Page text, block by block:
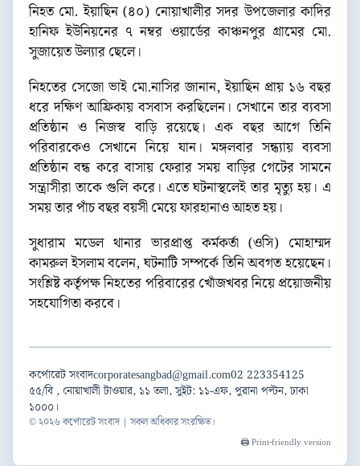
নিহত মো. ইয়াছিন (৪০) নোয়াখালীর সদর উপজেলার কাদির
হানিফ ইউনিয়নের ৭ নম্বর ওয়ার্ডের কাঞ্চনপুর গ্রামের মো.
সুজায়েত উল্যার ছেলে।
নিহতের সেজো ভাই মো.নাসির জানান, ইয়াছিন প্রায় ১৬ বছর
ধরে দক্ষিণ আফ্রিকায় বসবাস করছিলেন। সেখানে তার ব্যবসা
প্রতিষ্ঠান ও নিজস্ব বাড়ি রয়েছে। এক বছর আগে তিনি
পরিবারকেও সেখানে নিয়ে যান। মঙ্গলবার সন্ধ্যায় ব্যবসা
প্রতিষ্ঠান বন্ধ করে বাসায় ফেরার সময় বাড়ির গেটের সামনে
সন্ত্রাসীরা তাকে গুলি করে। এতে ঘটনাস্থলেই তার মৃত্যু হয়। এ
সময় তার পাঁচ বছর বয়সী মেয়ে ফারহানাও আহত হয়।
সুধারাম মডেল থানার ভারপ্রাপ্ত কর্মকর্তা (ওসি) মোহাম্মদ
কামরুল ইসলাম বলেন, ঘটনাটি সম্পর্কে তিনি অবগত হয়েছেন।
সংশ্লিষ্ট কর্তৃপক্ষ নিহতের পরিবারের খোঁজখবর নিয়ে প্রয়োজনীয়
সহযোগিতা করবে।
কর্পোরেট সংবাদcorporatesangbad@gmail.com02 223354125
৫৫/বি , নোয়াখালী টাওয়ার, ১১ তলা, সুইট: ১১-এফ, পুরানা পল্টন, ঢাকা
১০০০।
© ২০২৬ কর্পোরেট সংবাদ | সকল অধিকার সংরক্ষিত।
🖨️ Print-friendly version